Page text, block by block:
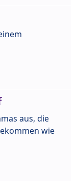
aus, die
wie